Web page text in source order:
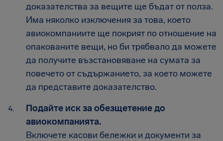
доказателства за вещите ще бъдат от полза.
Има няколко изключения за това, което
авиокомпаниите ще покрият по отношение на
опакованите вещи, но би трябвало да можете
да получите възстановяване на сумата за
повечето от съдържанието, за което можете
да представите доказателство.
Подайте иск за обезщетение до
авиокомпанията.
Включете касови бележки и документи за